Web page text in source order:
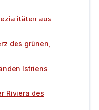
aus
des grünen,
Istriens
Riviera des